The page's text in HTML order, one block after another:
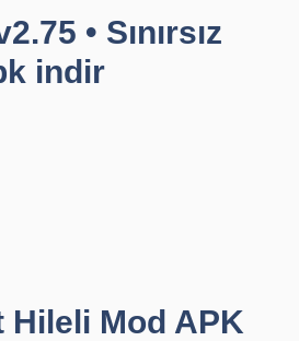
• Sınırsız
indir
Hileli Mod APK